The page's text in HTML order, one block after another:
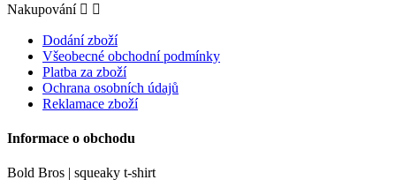
Nakupování  
Dodání zboží
Všeobecné obchodní podmínky
Platba za zboží
Ochrana osobních údajů
Reklamace zboží
Informace o obchodu
Bold Bros | squeaky t-shirt